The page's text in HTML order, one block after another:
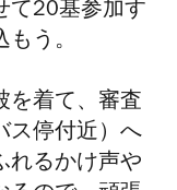
20基参加す
う。
を着て、審査
ス停付近）へ
れるかけ声や